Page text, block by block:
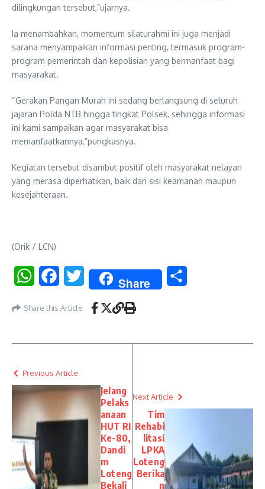
dilingkungan tersebut,”ujarnya.
Ia menambahkan, momentum silaturahmi ini juga menjadi
sarana menyampaikan informasi penting, termasuk program-
program pemerintah dan kepolisian yang bermanfaat bagi
masyarakat.
“Gerakan Pangan Murah ini sedang berlangsung di seluruh
jajaran Polda NTB hingga tingkat Polsek, sehingga informasi
ini kami sampaikan agar masyarakat bisa
memanfaatkannya,”pungkasnya.
Kegiatan tersebut disambut positif oleh masyarakat nelayan
yang merasa diperhatikan, baik dari sisi keamanan maupun
kesejahteraan.
(Orik / LCN)
WhatsAppFacebookTwitter Share
Share this Article
Previous Article
Jelang
Pelaks
anaan
HUT RI
Ke-80,
Dandi
m
Loteng
Bekali
Next Article
Tim
Rehabi
litasi
LPKA
Loteng
Berika
n